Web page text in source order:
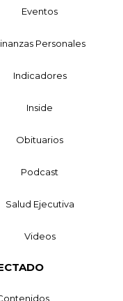
Eventos
Personales
Indicadores
Inside
Obituarios
Podcast
Salud Ejecutiva
Videos